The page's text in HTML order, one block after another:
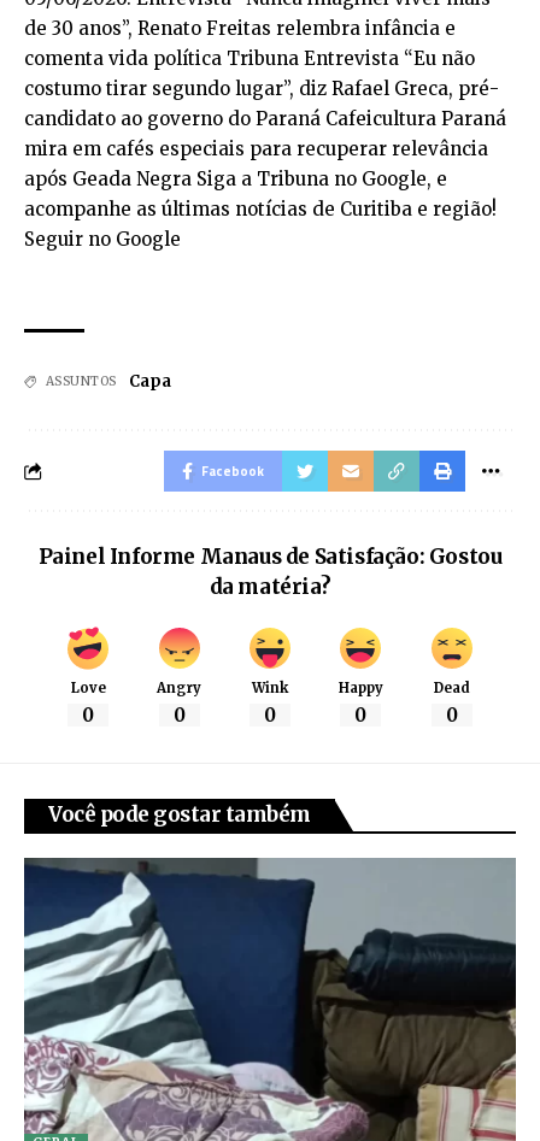
ASSUNTOS Capa
Facebook
Painel Informe Manaus de Satisfação: Gostou
da matéria?
Love
0
Angry
0
Wink
0
Happy
0
Dead
0
Você pode gostar também